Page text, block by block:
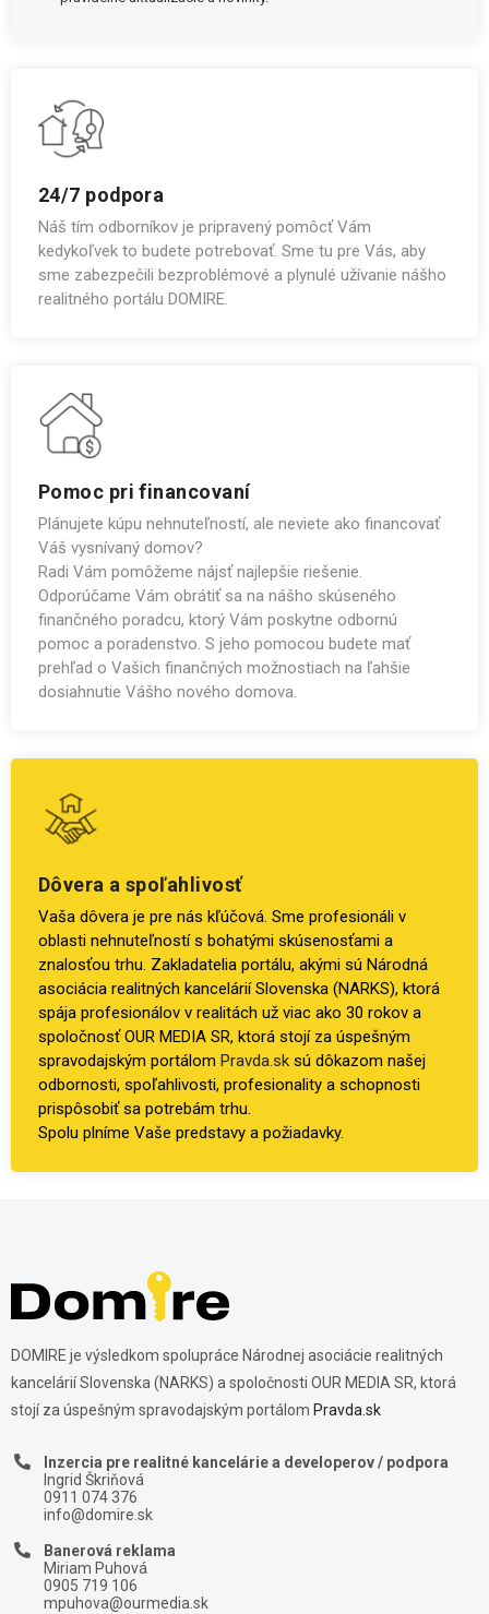
24/7 podpora
Náš tím odborníkov je pripravený pomôcť Vám
kedykoľvek to budete potrebovať. Sme tu pre Vás, aby
sme zabezpečili bezproblémové a plynulé užívanie nášho
realitného portálu DOMIRE.
Pomoc pri financovaní
Plánujete kúpu nehnuteľností, ale neviete ako financovať
Váš vysnívaný domov?
Radi Vám pomôžeme nájsť najlepšie riešenie.
Odporúčame Vám obrátiť sa na nášho skúseného
finančného poradcu, ktorý Vám poskytne odbornú
pomoc a poradenstvo. S jeho pomocou budete mať
prehľad o Vašich finančných možnostiach na ľahšie
dosiahnutie Vášho nového domova.
Dôvera a spoľahlivosť
Vaša dôvera je pre nás kľúčová. Sme profesionáli v
oblasti nehnuteľností s bohatými skúsenosťami a
znalosťou trhu. Zakladatelia portálu, akými sú Národná
asociácia realitných kancelárií Slovenska (NARKS), ktorá
spája profesionálov v realitách už viac ako 30 rokov a
spoločnosť OUR MEDIA SR, ktorá stojí za úspešným
spravodajským portálom Pravda.sk sú dôkazom našej
odbornosti, spoľahlivosti, profesionality a schopnosti
prispôsobiť sa potrebám trhu.
Spolu plníme Vaše predstavy a požiadavky.
DOMIRE je výsledkom spolupráce Národnej asociácie realitných
kancelárií Slovenska (NARKS) a spoločnosti OUR MEDIA SR, ktorá
stojí za úspešným spravodajským portálom Pravda.sk
Inzercia pre realitné kancelárie a developerov / podpora
Ingrid Škriňová
0911 074 376
info@domire.sk
Banerová reklama
Miriam Puhová
0905 719 106
mpuhova@ourmedia.sk